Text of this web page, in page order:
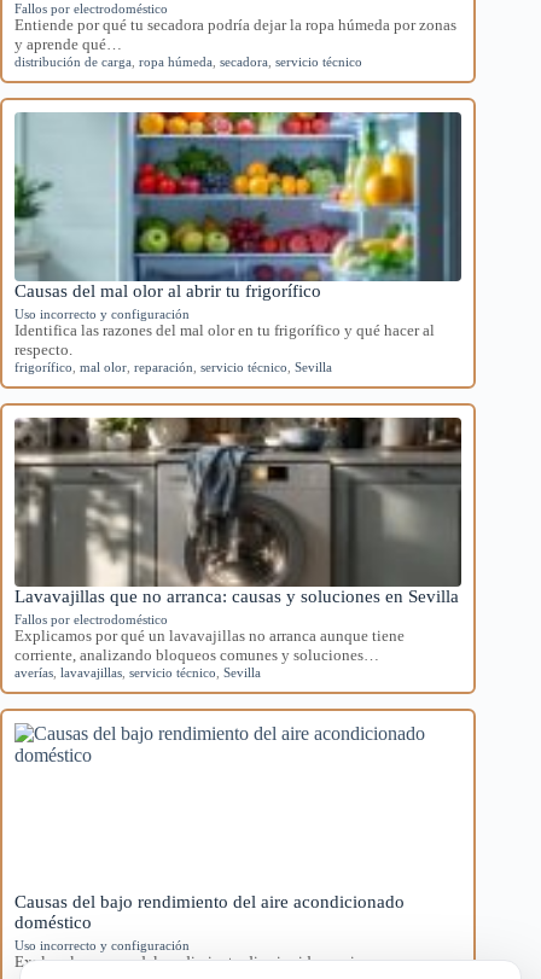
Fallos por electrodoméstico
Entiende por qué tu secadora podría dejar la ropa húmeda por zonas
y aprende qué…
distribución de carga ropa húmeda secadora servicio técnico
Causas del mal olor al abrir tu frigorífico
Uso incorrecto y configuración
Identifica las razones del mal olor en tu frigorífico y qué hacer al
respecto.
frigorífico mal olor reparación servicio técnico Sevilla
Lavavajillas que no arranca: causas y soluciones en Sevilla
Fallos por electrodoméstico
Explicamos por qué un lavavajillas no arranca aunque tiene
corriente, analizando bloqueos comunes y soluciones…
averías lavavajillas servicio técnico Sevilla
Causas del bajo rendimiento del aire acondicionado
doméstico
Uso incorrecto y configuración
Explora las causas del rendimiento disminuido en aires